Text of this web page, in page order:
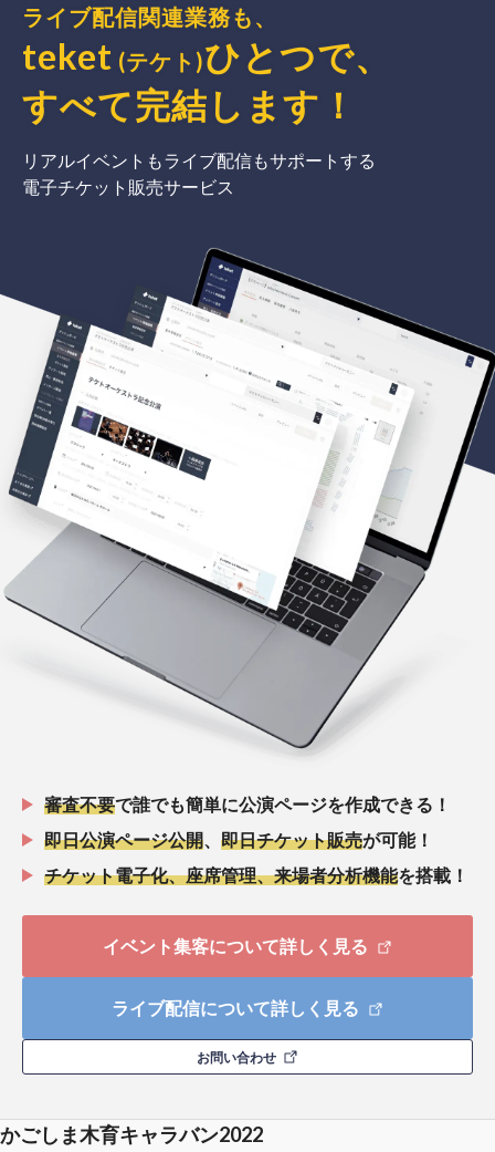
ライブ配信関連業務も、
teket (テケト)ひとつで、
すべて完結 します ！
リアルイベントもライブ配信もサポートする
電子チケット販売サービス
審査不要で誰でも簡単に公演ページを作成できる！
即日公演ページ公開
即日チケット販売が可能！
チケット電子化、座席管理、来場者分析機能を搭載！
イベント集客について詳しく見る
ライブ配信について詳しく見る
お問い合わせ
かごしま木育キャラバン2022